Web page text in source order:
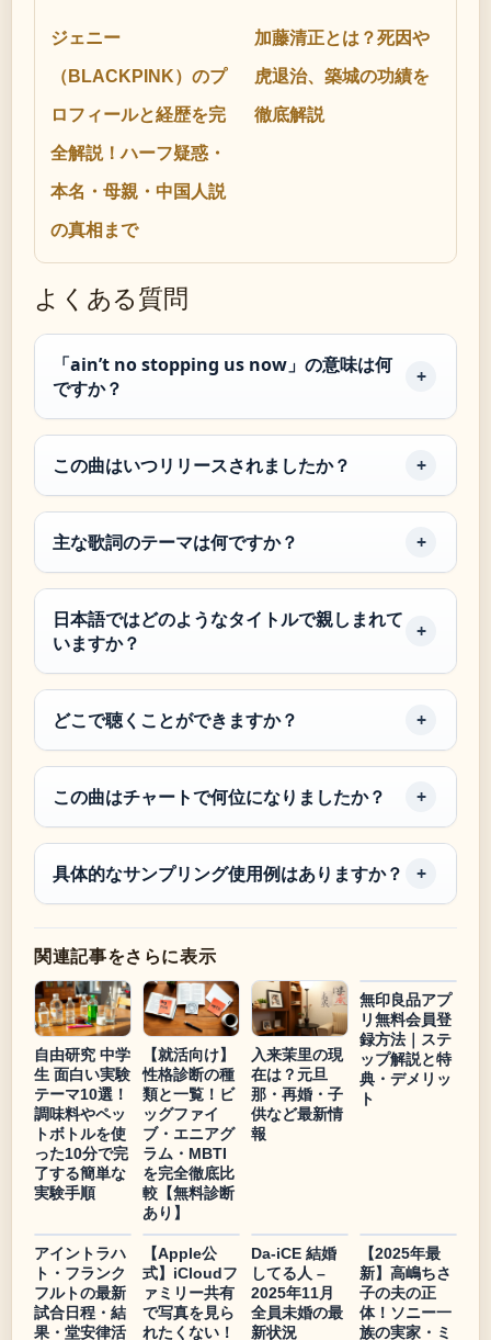
ジェニー
（BLACKPINK）のプ
ロフィールと経歴を完
全解説！ハーフ疑惑・
本名・母親・中国人説
の真相まで
加藤清正とは？死因や
虎退治、築城の功績を
徹底解説
よくある質問
「ain’t no stopping us now」の意味は何
ですか？
この曲はいつリリースされましたか？
主な歌詞のテーマは何ですか？
日本語ではどのようなタイトルで親しまれて
いますか？
どこで聴くことができますか？
この曲はチャートで何位になりましたか？
具体的なサンプリング使用例はありますか？
関連記事をさらに表示
自由研究 中学
生 面白い実験
テーマ10選！
調味料やペッ
トボトルを使
った10分で完
了する簡単な
実験手順
【就活向け】
性格診断の種
類と一覧！ビ
ッグファイ
ブ・エニアグ
ラム・MBTI
を完全徹底比
較【無料診断
あり】
入来茉里の現
在は？元旦
那・再婚・子
供など最新情
報
無印良品アプ
リ無料会員登
録方法｜ステ
ップ解説と特
典・デメリッ
ト
アイントラハ
ト・フランク
フルトの最新
試合日程・結
果・堂安律活
【Apple公
式】iCloudフ
ァミリー共有
で写真を見ら
れたくない！
Da-iCE 結婚
してる人 –
2025年11月
全員未婚の最
新状況
【2025年最
新】高嶋ちさ
子の夫の正
体！ソニー一
族の実家・ミ